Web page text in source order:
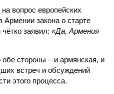
вопрос европейских
Армении закона о старте
заявил: «Да, Армения
стороны – и армянская, и
встреч и обсуждений
этого процесса.